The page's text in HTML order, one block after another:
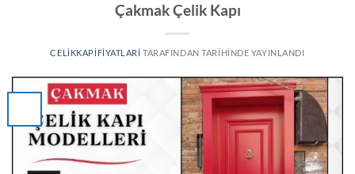
Çakmak Çelik Kapı
CELIKKAPIFIYATLARI TARAFINDAN TARIHINDE YAYINLANDI